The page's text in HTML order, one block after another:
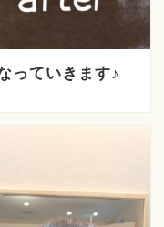
っていきます♪